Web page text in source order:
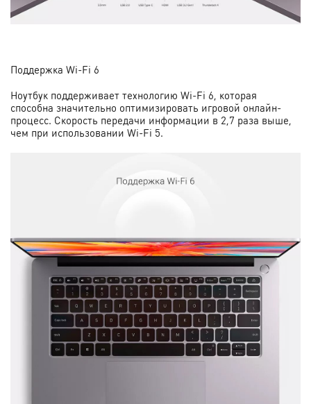
Поддержка Wi-Fi 6
Ноутбук поддерживает технологию Wi-Fi 6, которая
способна значительно оптимизировать игровой онлайн-
процесс. Скорость передачи информации в 2,7 раза выше,
чем при использовании Wi-Fi 5.